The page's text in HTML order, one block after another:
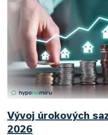
Vývoj úrokových
2026